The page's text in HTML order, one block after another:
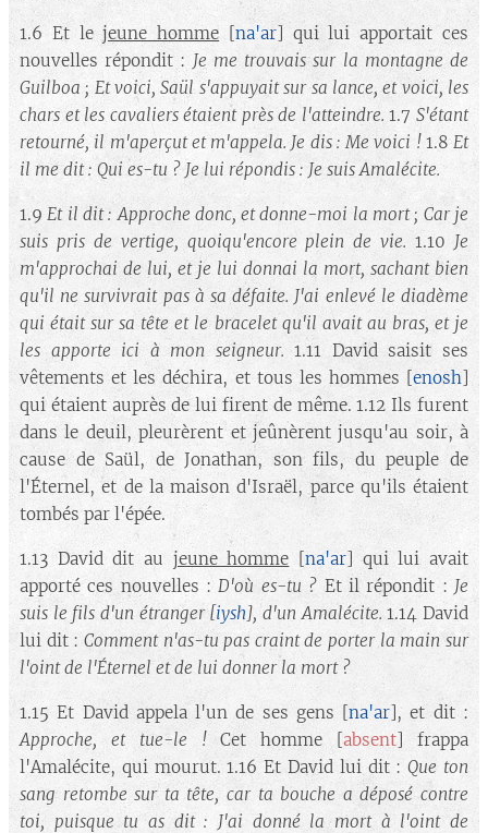
1.6 Et lejeune homme [na'ar] qui lui apportait ces
nouvelles répondit : Je me trouvais sur la montagne de
Guilboa ; Et voici, Saül s'appuyait sur sa lance, et voici, les
chars et les cavaliers étaient près de l'atteindre. 1.7S'étant
retourné, il m'aperçut et m'appela. Je dis : Me voici ! 1.8 Et
il me dit : Qui es-tu ? Je lui répondis : Je suis Amalécite.
1.9Et il dit : Approche donc, et donne-moi la mort ; Car je
suis pris de vertige, quoiqu'encore plein de vie. 1.10 Je
m'approchai de lui, et je lui donnai la mort, sachant bien
qu'il ne survivrait pas à sa défaite. J'ai enlevé le diadème
qui était sur sa tête et le bracelet qu'il avait au bras, et je
les apporte ici à mon seigneur.1.11 David saisit ses
vêtements et les déchira, et tous les hommes [enosh]
qui étaient auprès de lui firent de même. 1.12 Ils furent
dans le deuil, pleurèrent et jeûnèrent jusqu'au soir, à
cause de Saül, de Jonathan, son fils, du peuple de
l'Éternel, et de la maison d'Israël, parce qu'ils étaient
tombés par l'épée.
1.13 David dit au jeune homme [na'ar] qui lui avait
apporté ces nouvelles :D'où es-tu ? Et il répondit : Je
suis le fils d'un étranger [iysh], d'un Amalécite. 1.14 David
lui dit : Comment n'as-tu pas craint de porter la main sur
l'oint de l'Éternel et de lui donner la mort ?
1.15 Et David appela l'un de ses gens [na'ar], et dit :
Approche, et tue-le !Cet homme [absent] frappa
l'Amalécite, qui mourut. 1.16 Et David lui dit :Que ton
sang retombe sur ta tête, car ta bouche a déposé contre
toi, puisque tu as dit : J'ai donné la mort à l'oint de